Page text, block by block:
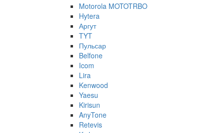
Motorola MOTOTRBO
Hytera
Аргут
TYT
Пульсар
Belfone
Icom
Lira
Kenwood
Yaesu
Kirisun
AnyTone
Retevis